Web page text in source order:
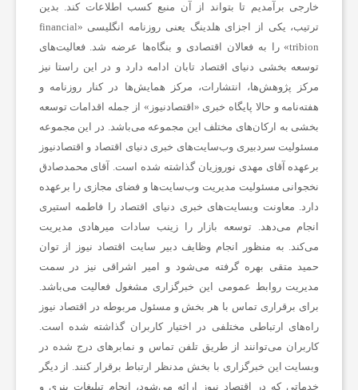
خارجی برآمدیم تا بتواند از آن منبع کسب اطلاعات کند. بدین
ترتیب، یکی از اجزای هلدینگ یعنی روزنامه انگلیسی «financial
tribion» را به فعالان اقتصادی و بنگاه‌ها عرضه شد. فعالیت‌های
توسعه بخشی دنیای اقتصاد تابان ادامه دارد و در این راستا نیز
مرکز پژوهش‌ها، انتشارات، مرکز همایش‌ها در کنار روزنامه و
هفته‌نامه و حالا پایگاه خبری «اقتصادنیوز» از جمله اقدامات توسعه
بخشی به ارکان‌های مختلف این مجموعه می‌باشد. در این مجموعه
مسئولیت سردبیری وب‌سایت‌های خبری دنیای اقتصاد و اقتصادنیوز
برعهده آقای مهدی نوروزیان گذاشته شده است. آقای محمدصادق
نخجوانی مسئولیت مدیریت وب‌سایت‌ها و فضای مجازی را برعهده
دارد. معاونت وبسایت‌های خبری دنیای اقتصاد را فاطمه استیری
انجام می‌دهد. توسعه بازار را زینب سادات میرهادی مدیریت
می‌کند. به منظور انجام وظایف دبیر سایت اقتصاد نیوز از توان
حمید متقی بهره گرفته می‌شود و امیر اشراقی نیز در سمت
مدیریت روابط عمومی این خبرگزاری مشغول فعالیت می‌باشد.
برای برقراری تماس با هر بخش و مسئول مربوطه در اقتصاد نیوز
راه‌های ارتباطی مختلفی در اختیار کاربران گذاشته شده است.
کاربران می‌توانند از طریق تلفن تماس و نمابرهای درج شده در
وبسایت این خبرگزاری با بخش مدنظر ارتباط برقرار کنند. از دیگر
خدماتی که در اقتصاد نیوز ارائه می‌شود، انجام تبلیغات بنری و